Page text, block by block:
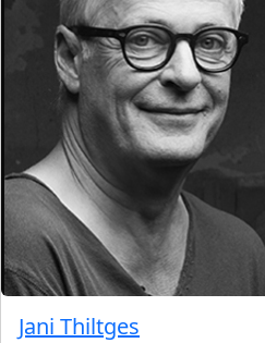
Jani Thiltges